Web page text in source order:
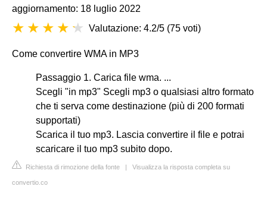
aggiornamento: 18 luglio 2022
Valutazione: 4.2/5 (75 voti)
Come convertire WMA in MP3
Passaggio 1. Carica file wma. ...
Scegli "in mp3" Scegli mp3 o qualsiasi altro formato
che ti serva come destinazione (più di 200 formati
supportati)
Scarica il tuo mp3. Lascia convertire il file e potrai
scaricare il tuo mp3 subito dopo.
Richiesta di rimozione della fonte | Visualizza la risposta completa su
convertio.co